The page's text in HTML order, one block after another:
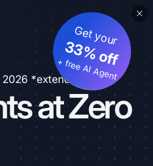
*extended
at Zero
Get your
33% off
+ free AI Agent